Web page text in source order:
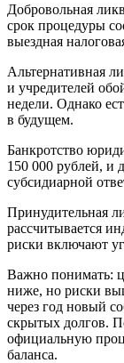
Добровольная
срок процедуры
выездная
Альтернативная
и учредителей
недели. Однако
в будущем.
Банкротство
150 000 рублей, и
субсидиарной
Принудительная
рассчитывается
риски включают
Важно понимать:
ниже, но риски
через год новый
скрытых долгов.
официальную
баланса.